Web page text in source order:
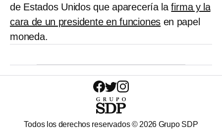
de Estados Unidos que aparecería lafirma y la
cara de un presidente en funciones en papel
moneda.
Todos los derechos reservados © 2026 Grupo SDP